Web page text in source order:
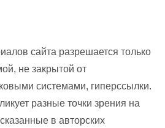
сайта разрешается только
не закрытой от
системами, гиперссылки.
разные точки зрения на
в авторских